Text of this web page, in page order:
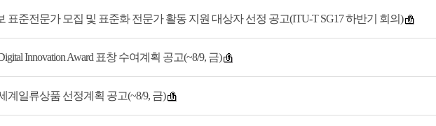
표준전문가 모집 및 표준화 전문가 활동 지원 대상자 선정 공고(ITU-T SG17 하반기 회의)
Innovation Award 표창 수여계획 공고(~8/9, 금)
계일류상품 선정계획 공고(~8/9, 금)